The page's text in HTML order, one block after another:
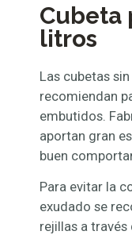
Cubeta
litros
Las cubetas
recomiendan
embutidos.
aportan gran
buen
Para evitar la
exudado se
rejillas a través